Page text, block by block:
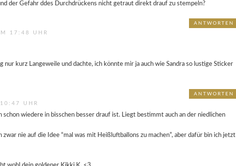
der Gefahr ddes Durchdrückens nicht getraut direkt drauf zu stempeln?
17:48 UHR
nur kurz Langeweile und dachte, ich könnte mir ja auch wie Sandra so lustige Sticker
ANTWORTEN
UHR
schon wiedere in bisschen besser drauf ist. Liegt bestimmt auch an der niedlichen
zwar nie auf die Idee “mal was mit Heißluftballons zu machen”, aber dafür bin ich jetzt
ANTWORTEN